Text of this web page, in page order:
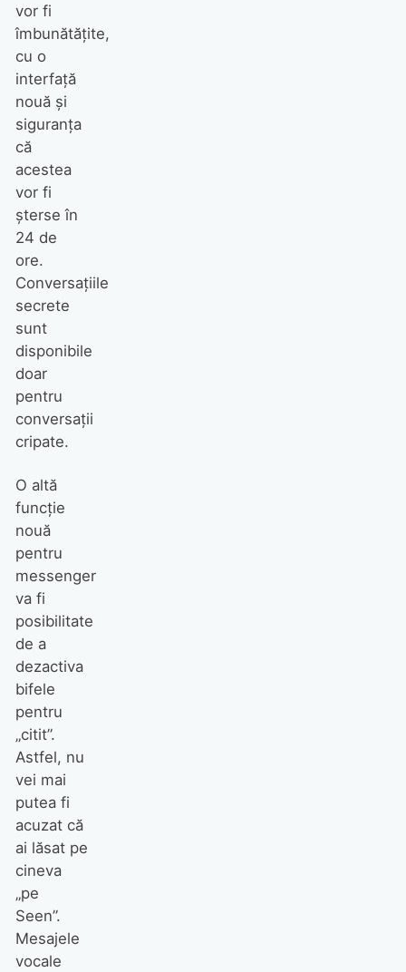
vor fi
îmbunătățite,
cu o
interfață
nouă și
siguranța
că
acestea
vor fi
șterse în
24 de
ore.
Conversațiile
secrete
sunt
disponibile
doar
pentru
conversații
cripate.
O altă
funcție
nouă
pentru
messenger
va fi
posibilitate
de a
dezactiva
bifele
pentru
„citit”.
Astfel, nu
vei mai
putea fi
acuzat că
ai lăsat pe
cineva
„pe
Seen”.
Mesajele
vocale